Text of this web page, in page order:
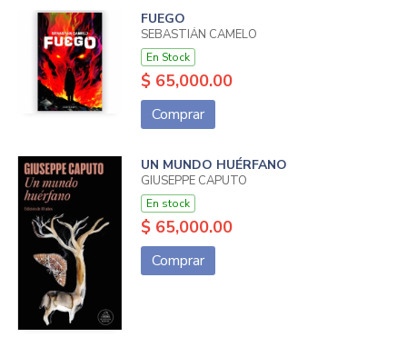
FUEGO
SEBASTIÁN CAMELO
En Stock
$ 65,000.00
Comprar
UN MUNDO HUÉRFANO
GIUSEPPE CAPUTO
En stock
$ 65,000.00
Comprar